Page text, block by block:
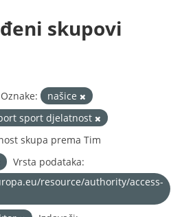
skupovi
Oznake:
našice
sport djelatnost
skupa prema Tim
Vrsta podataka:
resource/authority/access-